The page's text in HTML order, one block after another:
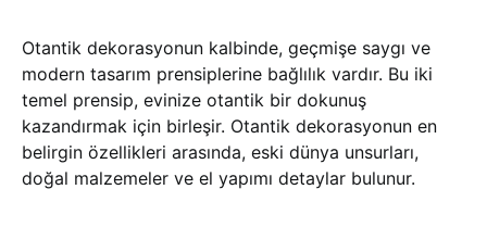
Otantik dekorasyonun kalbinde, geçmişe saygı ve
modern tasarım prensiplerine bağlılık vardır. Bu iki
temel prensip, evinize otantik bir dokunuş
kazandırmak için birleşir. Otantik dekorasyonun en
belirgin özellikleri arasında, eski dünya unsurları,
doğal malzemeler ve el yapımı detaylar bulunur.